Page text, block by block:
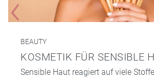
BEAUTY
KOSMETIK FÜR SENSIBLE
Sensible Haut reagiert auf viele